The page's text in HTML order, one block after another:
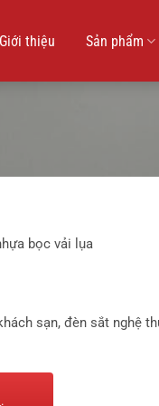
Giới thiệu Sản phẩm
bọc vải lụa
sạn, đèn sắt nghệ